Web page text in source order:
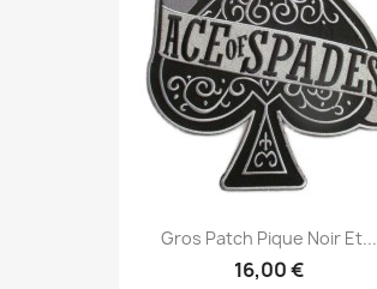
Gros Patch Pique Noir Et...
16,00 €